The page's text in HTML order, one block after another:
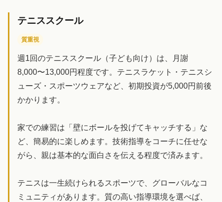
テニススクール
質重視
週1回のテニススクール（子ども向け）は、月謝
8,000〜13,000円程度です。テニスラケット・テニスシ
ューズ・スポーツウェアなど、初期投資が5,000円前後
かかります。
家での練習は「壁にボールを投げてキャッチする」な
ど、簡易的に楽しめます。技術指導をコーチに任せな
がら、親は基本的な面白さを伝える程度で済みます。
テニスは一生続けられるスポーツで、グローバルなコ
ミュニティがあります。質の高い指導環境を選べば、